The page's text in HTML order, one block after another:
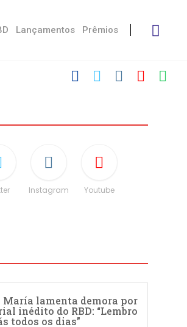
Lançamentos Prêmios
Instagram Youtube
María lamenta demora por
inédito do RBD: “Lembro
todos os dias”